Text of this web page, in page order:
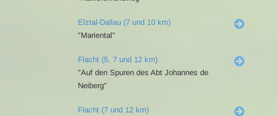
Elztal-Dallau (7 und 10 km)
"Mariental"
Flacht (5, 7 und 12 km)
"Auf den Spuren des Abt Johannes de
Neiberg"
Flacht (7 und 12 km)